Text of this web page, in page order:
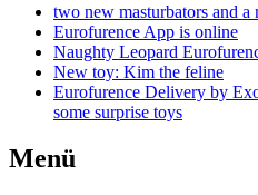
two new masturbators and a
Eurofurence App is online
Naughty Leopard
New toy: Kim the feline
Eurofurence Delivery by
some surprise toys
Menü